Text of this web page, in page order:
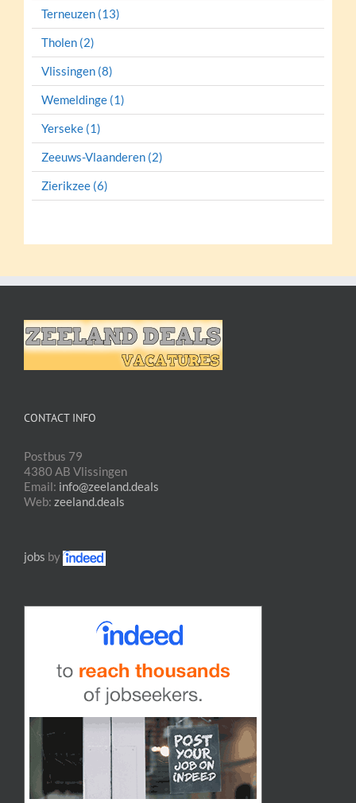
Terneuzen (13)
Tholen (2)
Vlissingen (8)
Wemeldinge (1)
Yerseke (1)
Zeeuws-Vlaanderen (2)
Zierikzee (6)
CONTACT INFO
Postbus 79
4380 AB Vlissingen
Email: info@zeeland.deals
Web: zeeland.deals
jobs by